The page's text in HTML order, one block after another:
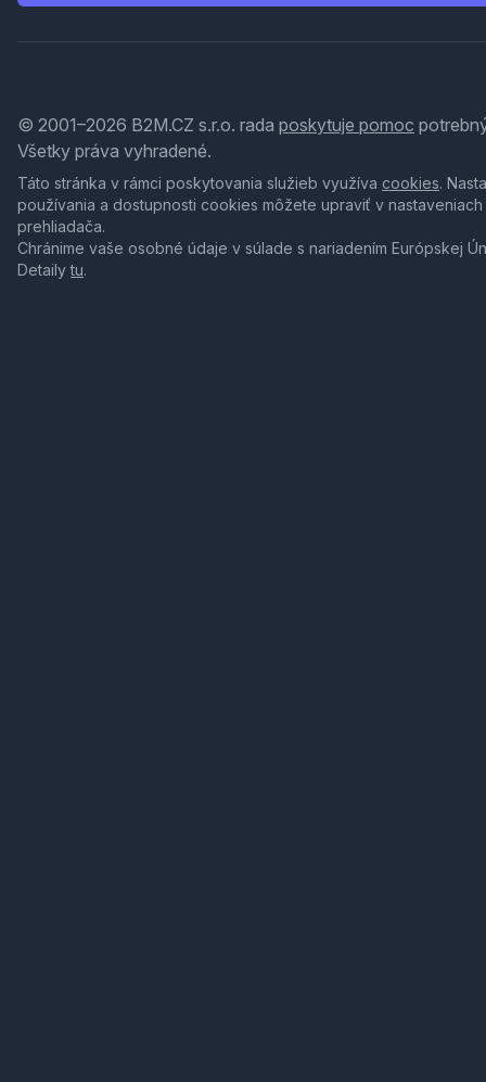
© 2001–2026 B2M.CZ s.r.o. rada poskytuje pomoc
Všetky práva vyhradené.
Táto stránka v rámci poskytovania služieb využíva cookies.
používania a dostupnosti cookies môžete upraviť v nastaveniach
prehliadača.
Chránime vaše osobné údaje v súlade s nariadením Európskej
Detailytu.